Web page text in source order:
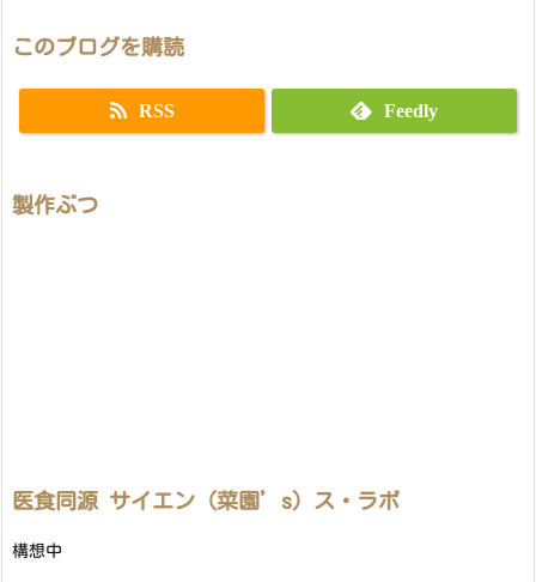
このブログを購読
RSS Feedly
製作ぶつ
医食同源 サイエン（菜園’s）ス・ラボ
構想中